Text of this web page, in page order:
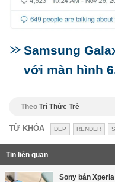
Samsung
với màn hình
Theo Trí Thức Trẻ
TỪ KHÓA ĐẸP RENDER
Tin liên quan
Sony bán